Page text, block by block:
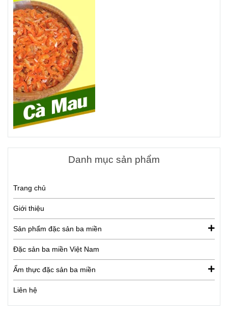
Danh mục sản phẩm
Trang chủ
Giới thiệu
Sản phẩm đặc sản ba miền
Đặc sản ba miền Việt Nam
Ẩm thực đặc sản ba miền
Liên hệ